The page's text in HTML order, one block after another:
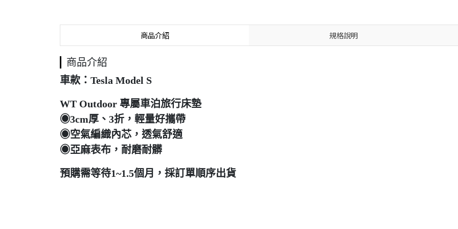
商品介紹 規格說明
商品介紹
車款：Tesla Model S
WT Outdoor 專屬車泊旅行床墊
◉3cm厚、3折，輕量好攜帶
◉空氣編織內芯，透氣舒適
◉亞麻表布，耐磨耐髒
預購需等待1~1.5個月，採訂單順序出貨